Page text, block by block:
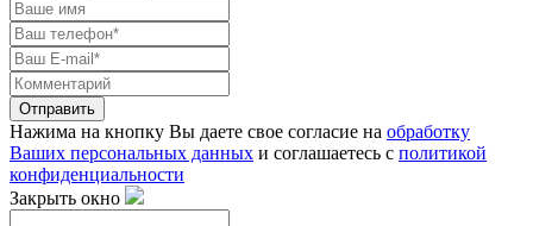
Отправить
Нажима на кнопку Вы даете свое согласие на обработку
Ваших персональных данных и соглашаетесь с политикой
конфиденциальности
Закрыть окно